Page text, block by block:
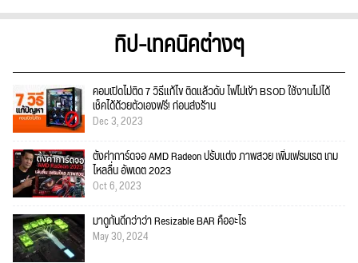
ทิป-เทคนิคต่างๆ
คอมเปิดไม่ติด 7 วิธีแก้ไข ติดแล้วดับ ไฟไม่เข้า BSOD ใช้งานไม่ได้
เช็คได้ด้วยตัวเองฟรี! ก่อนส่งร้าน
Dec 3, 2023
ตั้งค่าการ์ดจอ AMD Radeon ปรับแต่ง ภาพสวย เพิ่มเฟรมเรต เกม
ไหลลื่น อัพเดต 2023
Oct 6, 2023
มาดูกันดีกว่าว่า Resizable BAR คืออะไร
May 30, 2024